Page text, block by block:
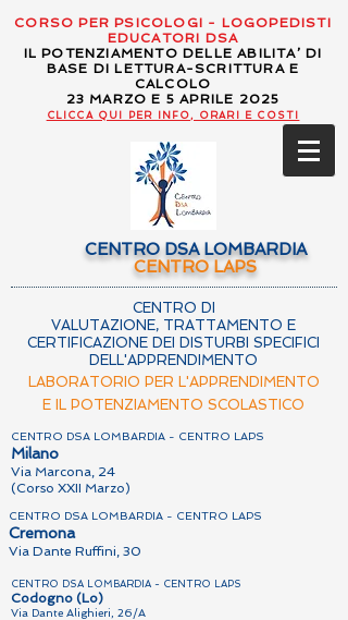
CORSO PER PSICOLOGI - LOGOPEDISTI
EDUCATORI DSA
IL POTENZIAMENTO DELLE ABILITA’ DI
BASE DI LETTURA-SCRITTURA E
CALCOLO
23 MARZO E 5 APRILE 2025
CLICCA QUI PER INFO, ORARI E COSTI
CENTRO DSA LOMBARDIA
CENTRO LAPS
CENTRO DI
VALUTAZIONE, TRATTAMENTO E
CERTIFICAZIONE DEI DISTURBI SPECIFICI
DELL'APPRENDIMENTO
LABORATORIO PER L'APPRENDIMENTO
E IL POTENZIAMENTO SCOLASTICO
CENTRO DSA LOMBARDIA - CENTRO LAPS
Milano
Via Marcona, 24
(Corso XXII Marzo)
CENTRO DSA LOMBARDIA - CENTRO LAPS
Cremona
Via Dante Ruffini, 30
CENTRO DSA LOMBARDIA - CENTRO LAPS
Codogno (Lo)
Via Dante Alighieri, 26/A